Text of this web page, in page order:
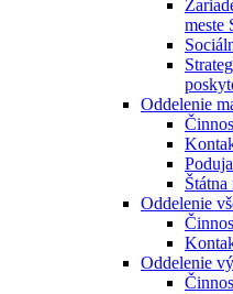
meste
Oddelenie
Štátna
Oddelenie
Oddelenie